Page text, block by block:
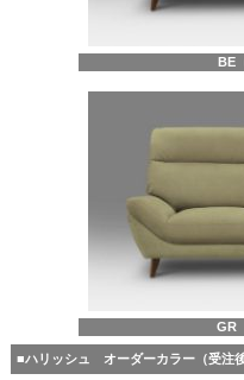
BE
GR
■ハリッシュ オーダーカラー（受注後